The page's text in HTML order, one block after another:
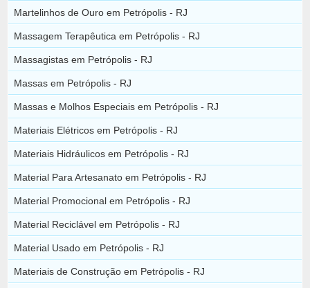
Martelinhos de Ouro em Petrópolis - RJ
Massagem Terapêutica em Petrópolis - RJ
Massagistas em Petrópolis - RJ
Massas em Petrópolis - RJ
Massas e Molhos Especiais em Petrópolis - RJ
Materiais Elétricos em Petrópolis - RJ
Materiais Hidráulicos em Petrópolis - RJ
Material Para Artesanato em Petrópolis - RJ
Material Promocional em Petrópolis - RJ
Material Reciclável em Petrópolis - RJ
Material Usado em Petrópolis - RJ
Materiais de Construção em Petrópolis - RJ